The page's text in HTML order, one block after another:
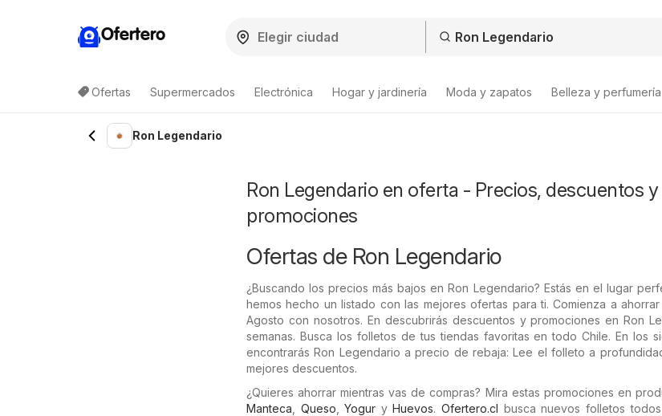
Ofertero
Ofertas Supermercados Electrónica Hogar y jardinería Moda y zapatos Belleza y perfumería
Lista de productosRon Legendario
Ron Legendario en oferta - Precios, descuentos y
promociones
Ofertas de Ron Legendario
¿Buscando los precios más bajos en Ron Legendario? Estás en el lugar
hemos hecho un listado con las mejores ofertas para ti. Comienza a
Agosto con nosotros. En descubrirás descuentos y promociones en Ron
semanas. Busca los folletos de tus tiendas favoritas en todo Chile. En los
encontrarás Ron Legendario a precio de rebaja: Lee el folleto a
mejores descuentos.
¿Quieres ahorrar mientras vas de compras? Mira estas promociones en
Manteca
Queso ,Yogur yHuevos.Ofertero.cl busca nuevos folletos